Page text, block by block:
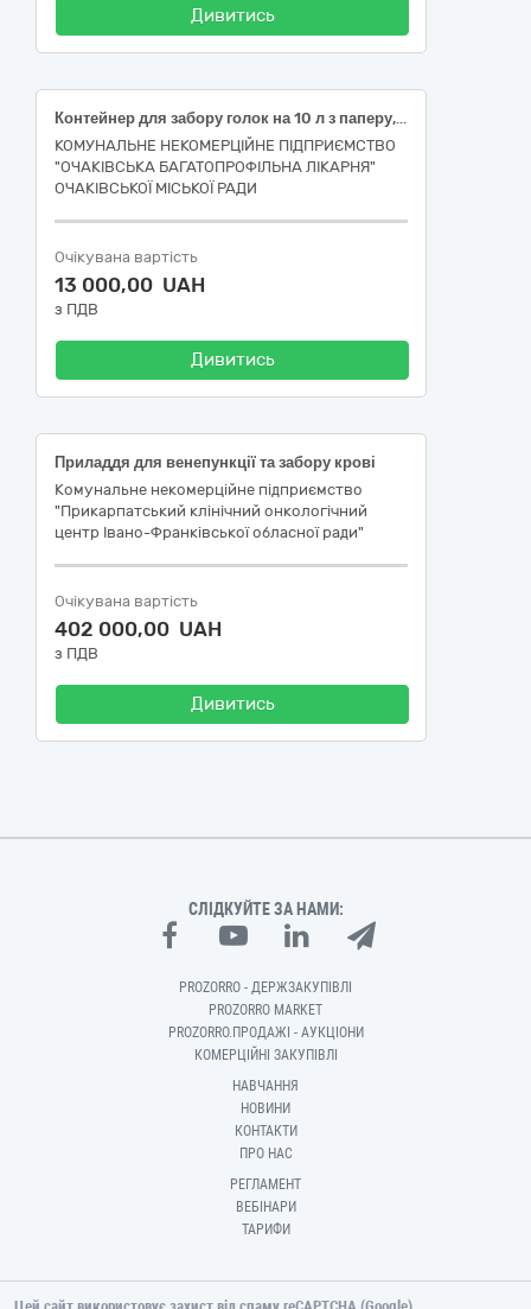
Дивитись
Контейнер для забору голок на 10 л з паперу, одноразовий
КОМУНАЛЬНЕ НЕКОМЕРЦІЙНЕ ПІДПРИЄМСТВО
"ОЧАКІВСЬКА БАГАТОПРОФІЛЬНА ЛІКАРНЯ"
ОЧАКІВСЬКОЇ МІСЬКОЇ РАДИ
Очікувана вартість
13 000,00 UAH
з ПДВ
Дивитись
Приладдя для венепункції та забору крові
Комунальне некомерційне підприємство
"Прикарпатський клінічний онкологічний
центр Івано-Франківської обласної ради"
Очікувана вартість
402 000,00 UAH
з ПДВ
Дивитись
СЛІДКУЙТЕ ЗА НАМИ:
PROZORRO - ДЕРЖЗАКУПІВЛІ
PROZORRO MARKET
PROZORRO.ПРОДАЖІ - АУКЦІОНИ
КОМЕРЦІЙНІ ЗАКУПІВЛІ
НАВЧАННЯ
НОВИНИ
КОНТАКТИ
ПРО НАС
РЕГЛАМЕНТ
ВЕБІНАРИ
ТАРИФИ